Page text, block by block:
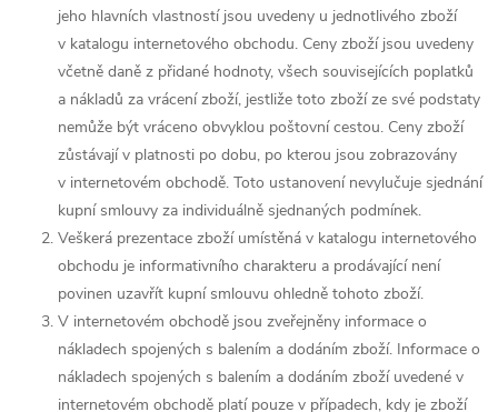
jeho hlavních vlastností jsou uvedeny u jednotlivého zboží
v katalogu internetového obchodu. Ceny zboží jsou uvedeny
včetně daně z přidané hodnoty, všech souvisejících poplatků
a nákladů za vrácení zboží, jestliže toto zboží ze své podstaty
nemůže být vráceno obvyklou poštovní cestou. Ceny zboží
zůstávají v platnosti po dobu, po kterou jsou zobrazovány
v internetovém obchodě. Toto ustanovení nevylučuje sjednání
kupní smlouvy za individuálně sjednaných podmínek.
Veškerá prezentace zboží umístěná v katalogu internetového
obchodu je informativního charakteru a prodávající není
povinen uzavřít kupní smlouvu ohledně tohoto zboží.
V internetovém obchodě jsou zveřejněny informace o
nákladech spojených s balením a dodáním zboží. Informace o
nákladech spojených s balením a dodáním zboží uvedené v
internetovém obchodě platí pouze v případech, kdy je zboží